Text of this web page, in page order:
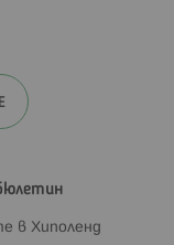
в Хиполенд